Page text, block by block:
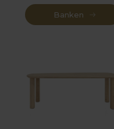
Banken